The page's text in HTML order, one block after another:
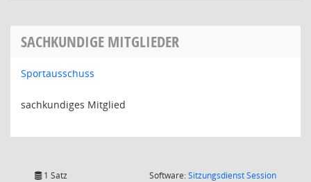
SACHKUNDIGE MITGLIEDER
Sportausschuss
sachkundiges Mitglied
1 Satz Software:SitzungsdienstSession(Wird in